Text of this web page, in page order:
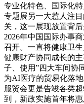
专业化特色、国际化
专题展另一大惹人注
关，这一展现放置背
2026年中国国际办事
召开。一直将健康卫
健康财产协同成长的
子、使用”四大车间协
为AI医疗的贸易化落
服贸会更是告竣各类
到，新政实施首年将